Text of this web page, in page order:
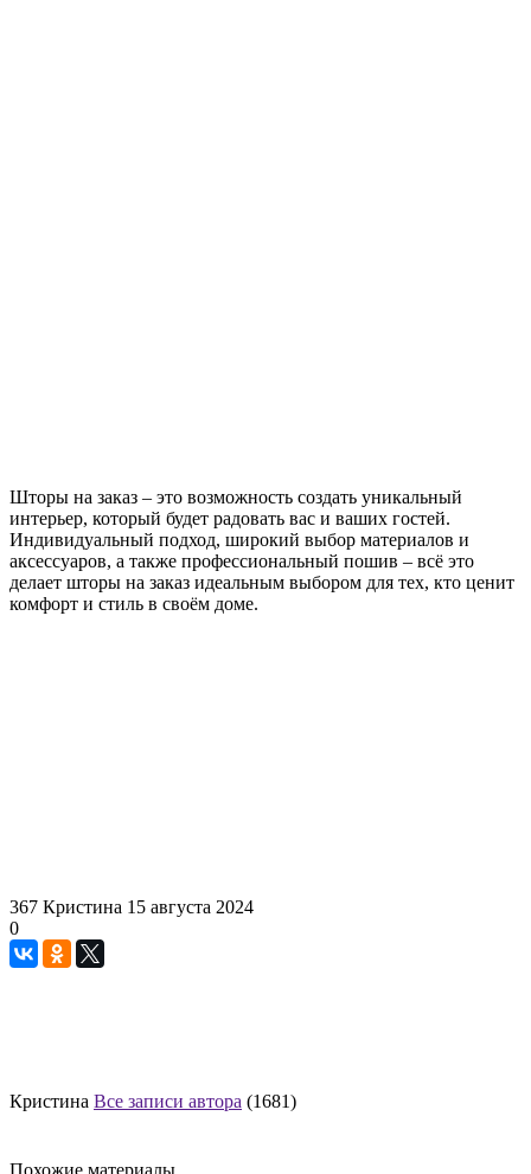
Шторы на заказ – это возможность создать уникальный
интерьер, который будет радовать вас и ваших гостей.
Индивидуальный подход, широкий выбор материалов и
аксессуаров, а также профессиональный пошив – всё это
делает шторы на заказ идеальным выбором для тех, кто ценит
комфорт и стиль в своём доме.
367 Кристина 15 августа 2024
0
Кристина Все записи автора (1681)
Похожие материалы